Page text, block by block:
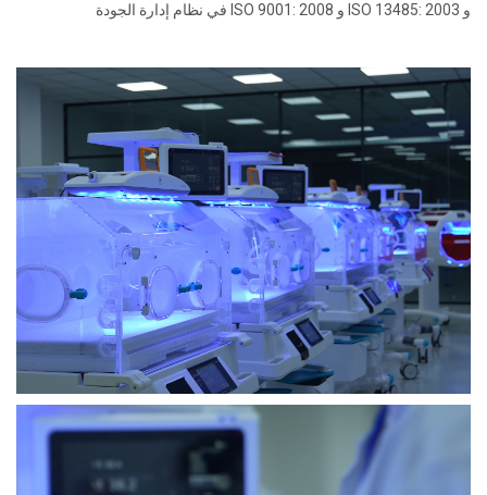
و ISO 13485: 2003 و ISO 9001: 2008 في نظام إدارة الجودة